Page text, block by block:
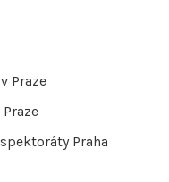
Praze
Praha